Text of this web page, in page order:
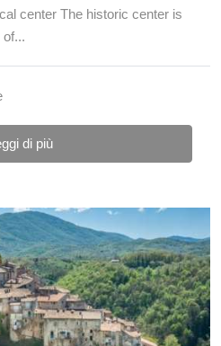
center The historic center is
di più